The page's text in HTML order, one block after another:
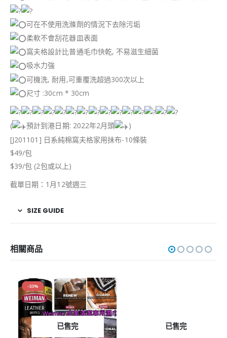
可在不使用洗滌劑的情況下去除污垢
柔軟不會刮花器皿表面
窩夫格設計比普通毛巾快乾, 不易滋生細菌
吸水力強
可機洗, 耐用,可重覆洗超過300次以上
尺寸 :30cm * 30cm
( 預計到港日期: 2022年2月頭
)
[J201101] 日系純棉窩夫格家用抺布-10條裝
$49/包
$39/包 (2包或以上)
截單日期：1月12號週三
SIZE GUIDE
相關商品
-33%
已售完 已售完